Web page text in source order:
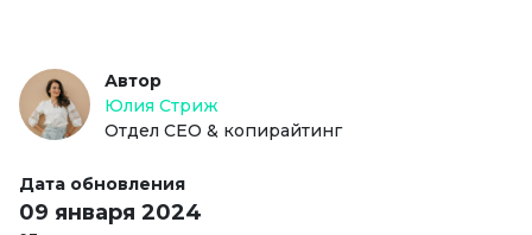
Автор
Юлия Стриж
Отдел СЕО & копирайтинг
Дата обновления
09 января 2024